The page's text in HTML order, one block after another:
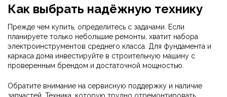
Как выбрать надёжную технику
Прежде чем купить, определитесь с задачами. Если
планируете только небольшие ремонты, хватит набора
электроинструментов среднего класса. Для фундамента и
каркаса дома инвестируйте в строительную машину с
проверенным брендом и достаточной мощностью.
Обратите внимание на сервисную поддержку и наличие